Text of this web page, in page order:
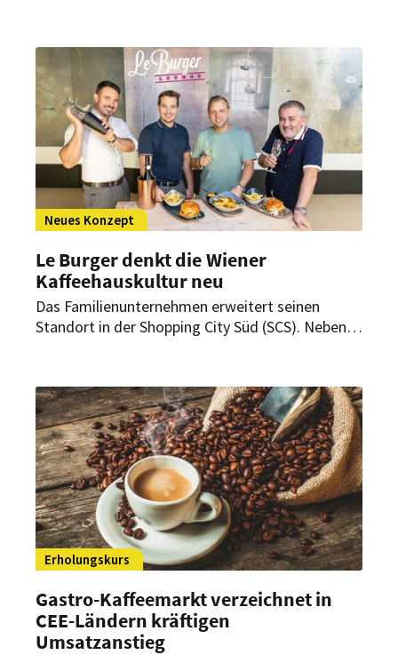
Systems eine Maschine, die Barista-Qualität auf
Knopfdruck liefert, Effizienz in Stoßzeiten
ermöglicht und Design mit moderner
Technologie vereint.
Neues Konzept
Le Burger denkt die Wiener
Kaffeehauskultur neu
Das Familienunternehmen erweitert seinen
Standort in der Shopping City Süd (SCS). Neben
entstehen. Mit dem neuen Konzept verfolgt Le
Burger das Ziel, die Wiener Kaffeehauskultur im
Multiplex wieder aufleben zu lassen.
Erholungskurs
Gastro-Kaffeemarkt verzeichnet in
CEE-Ländern kräftigen
Umsatzanstieg